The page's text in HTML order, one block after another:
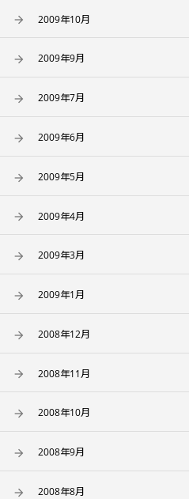
2009年10月
2009年9月
2009年7月
2009年6月
2009年5月
2009年4月
2009年3月
2009年1月
2008年12月
2008年11月
2008年10月
2008年9月
2008年8月